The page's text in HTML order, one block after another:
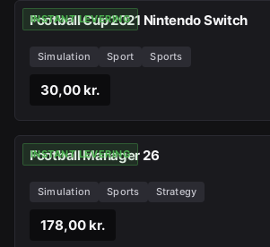
INSTANT LEVERING
Football Cup 2021 Nintendo Switch
Simulation Sport Sports
30,00 kr.
INSTANT LEVERING
Football Manager 26
Simulation Sports Strategy
178,00 kr.